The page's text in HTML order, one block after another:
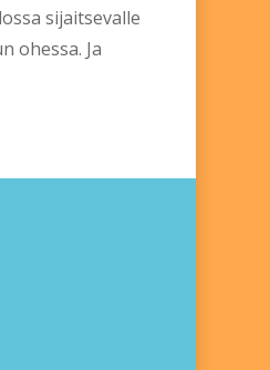
sijaitsevalle
ohessa. Ja